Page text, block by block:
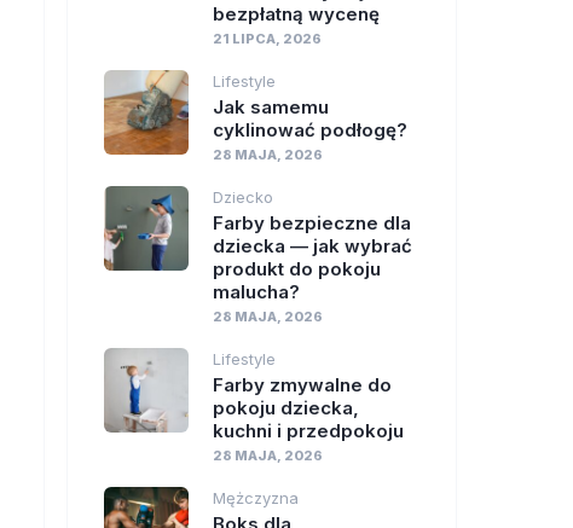
bezpłatną wycenę
21 LIPCA, 2026
Lifestyle
Jak samemu
cyklinować podłogę?
28 MAJA, 2026
Dziecko
Farby bezpieczne dla
dziecka — jak wybrać
produkt do pokoju
malucha?
28 MAJA, 2026
Lifestyle
Farby zmywalne do
pokoju dziecka,
kuchni i przedpokoju
28 MAJA, 2026
Mężczyzna